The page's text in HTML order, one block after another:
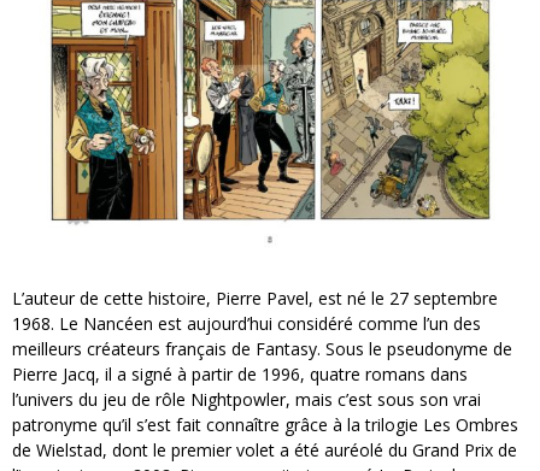
L’auteur de cette histoire, Pierre Pavel, est né le 27 septembre
1968. Le Nancéen est aujourd’hui considéré comme l’un des
meilleurs créateurs français de Fantasy. Sous le pseudonyme de
Pierre Jacq, il a signé à partir de 1996, quatre romans dans
l’univers du jeu de rôle Nightpowler, mais c’est sous son vrai
patronyme qu’il s’est fait connaître grâce à la trilogie Les Ombres
de Wielstad, dont le premier volet a été auréolé du Grand Prix de